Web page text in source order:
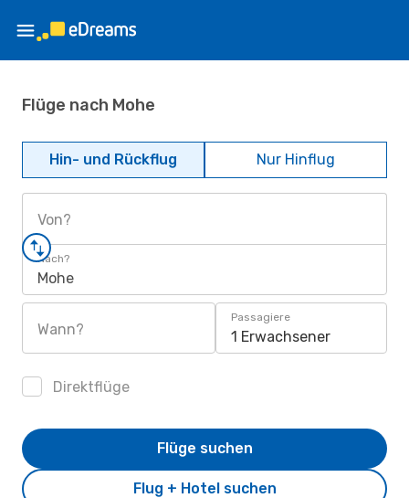
Flüge nach Mohe
Hin- und Rückflug Nur Hinflug
Von?
Nach?
Mohe
Wann?
Passagiere
1 Erwachsener
Direktflüge
Flug + Hotel suchen
Flüge suchen